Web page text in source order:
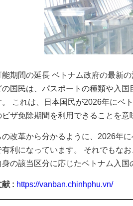
能期間の延長 ベトナム政府の最新
の国民は、パスポートの種類や入
。 これは、日本国民が2026年にベ
ビザ免除期間を利用できることを意
の改革から分かるように、2026年
有利になっています。 それでもな
身の該当区分に応じたベトナム入
献 : https://vanban.chinhphu.vn/